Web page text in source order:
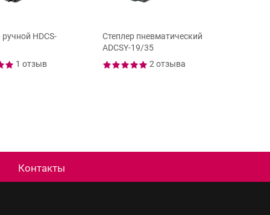
ручной HDCS-
1 отзыв
Степлер пневматический
ADCSY-19/35
2 отзыва
Контакты